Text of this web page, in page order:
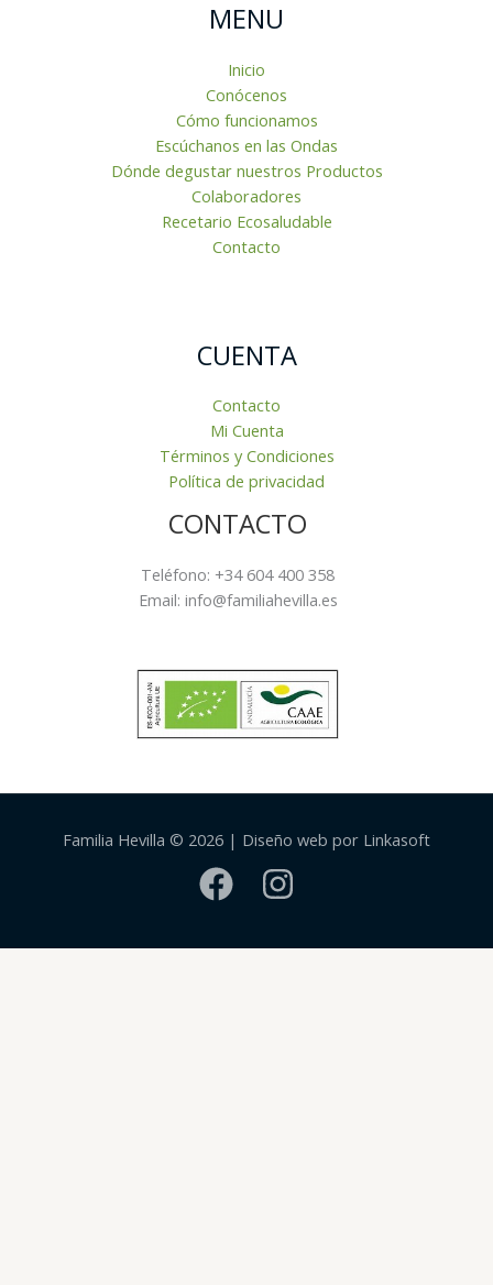
MENU
Inicio
Conócenos
Cómo funcionamos
Escúchanos en las Ondas
Dónde degustar nuestros Productos
Colaboradores
Recetario Ecosaludable
Contacto
CUENTA
Contacto
Mi Cuenta
Términos y Condiciones
Política de privacidad
CONTACTO
Teléfono: +34 604 400 358
Email: info@familiahevilla.es
Familia Hevilla © 2026 | Diseño web por Linkasoft